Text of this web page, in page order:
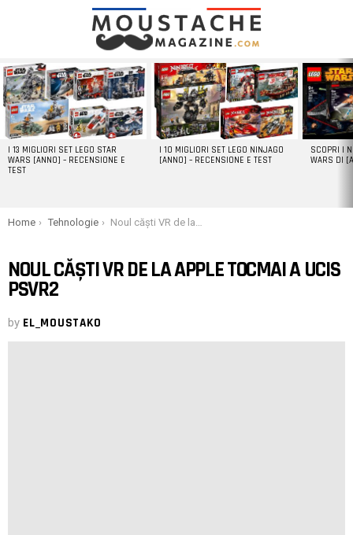
LATEST
STORIES
I 13 MIGLIORI SET LEGO STAR
WARS [ANNO] – RECENSIONE E
TEST
I 10 MIGLIORI SET LEGO NINJAGO
[ANNO] – RECENSIONE E TEST
SCOPRI I
WARS DI
You are here:
Home Tehnologie Noul căști VR de la Apple tocmai a ucis PSVR2
NOUL CĂȘTI VR DE LA APPLE TOCMAI A UCIS
PSVR2
by EL_MOUSTAKO